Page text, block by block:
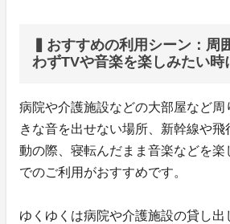
▍おすすめの利用シーン：周
わずTVや音楽を楽しみたい時
病院や介護施設などの大部屋など周
きな音を出せない場所、新幹線や
動の際、寝転んだまま音楽などを楽
でのご利用がおすすめです。
ゆくゆくは病院や介護施設の貸し出